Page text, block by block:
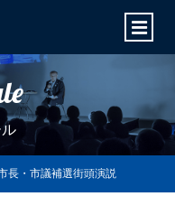
・市議補選街頭演説